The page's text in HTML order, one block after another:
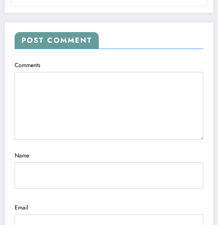
POST COMMENT
Comments
Name
Email